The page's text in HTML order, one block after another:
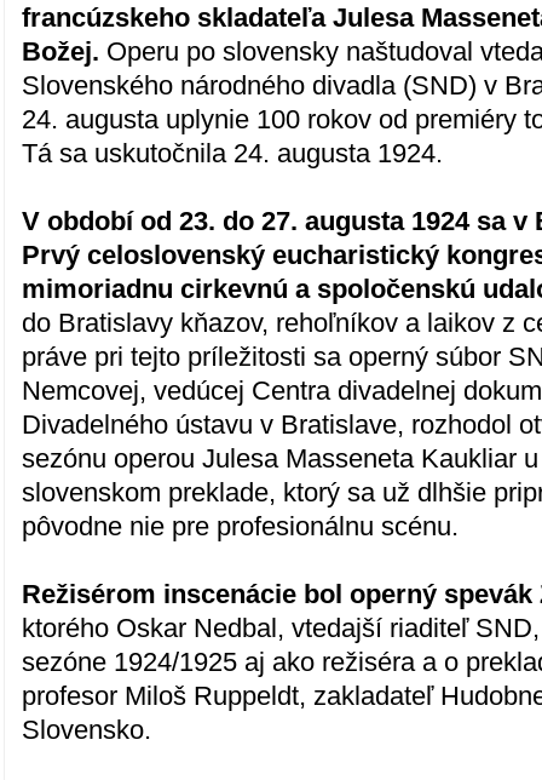
francúzskeho skladateľa Julesa
Božej. Operu po slovensky naštudoval
Slovenského národného divadla (SND) v
24. augusta uplynie 100 rokov od premiéry
Tá sa uskutočnila 24. augusta 1924.
V období od 23. do 27. augusta 1924 sa
Prvý celoslovenský eucharistický
mimoriadnu cirkevnú a spoločenskú
do Bratislavy kňazov, rehoľníkov a laikov z
práve pri tejto príležitosti sa operný súbor
Nemcovej, vedúcej Centra divadelnej
Divadelného ústavu v Bratislave, rozhodol
sezónu operou Julesa Masseneta Kaukliar
slovenskom preklade, ktorý sa už dlhšie
pôvodne nie pre profesionálnu scénu.
Režisérom inscenácie bol operný
ktorého Oskar Nedbal, vtedajší riaditeľ
sezóne 1924/1925 aj ako režiséra a o
profesor Miloš Ruppeldt, zakladateľ
Slovensko.